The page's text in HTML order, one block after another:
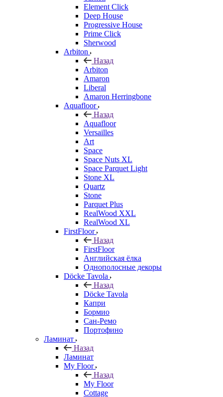
Element Click
Deep House
Progressive House
Prime Click
Sherwood
Arbiton
Назад
Arbiton
Amaron
Liberal
Amaron Herringbone
Aquafloor
Назад
Aquafloor
Versailles
Art
Space
Space Nuts XL
Space Parquet Light
Stone XL
Quartz
Stone
Parquet Plus
RealWood XXL
RealWood XL
FirstFloor
Назад
FirstFloor
Английская ёлка
Однополосные декоры
Döcke Tavola
Назад
Döcke Tavola
Капри
Бормио
Сан-Ремо
Портофино
Ламинат
Назад
Ламинат
My Floor
Назад
My Floor
Cottage